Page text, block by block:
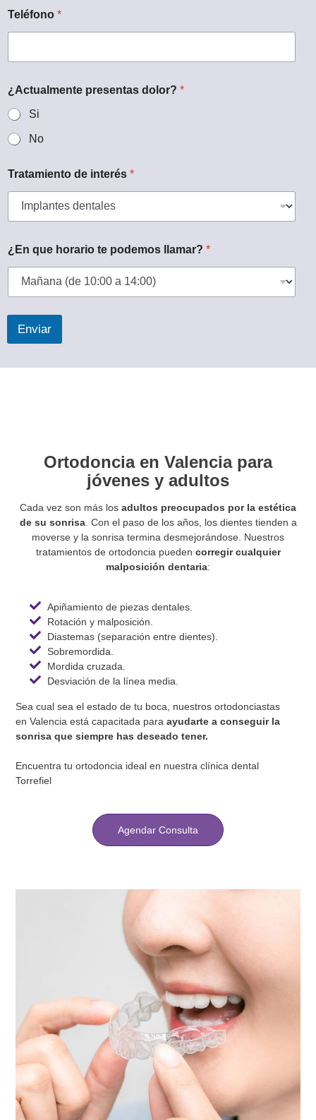
Teléfono *
¿Actualmente presentas dolor? *
Si
No
Tratamiento de interés *
¿En que horario te podemos llamar? *
Enviar
Ortodoncia en Valencia para
jóvenes y adultos
Cada vez son más los adultos preocupados por la estética
de su sonrisa. Con el paso de los años, los dientes tienden a
moverse y la sonrisa termina desmejorándose. Nuestros
tratamientos de ortodoncia pueden corregir cualquier
malposición dentaria:
Apiñamiento de piezas dentales.
Rotación y malposición.
Diastemas (separación entre dientes).
Sobremordida.
Mordida cruzada.
Desviación de la línea media.
Sea cual sea el estado de tu boca, nuestros ortodonciastas
en Valencia está capacitada paraayudarte a conseguir la
sonrisa que siempre has deseado tener.
Encuentra tu ortodoncia ideal en nuestra clínica dental
Torrefiel
Agendar Consulta